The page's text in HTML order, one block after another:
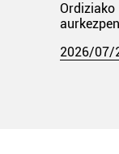
Ordiziako
2026/07/